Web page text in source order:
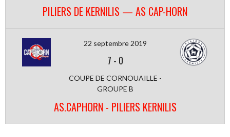
PILIERS DE KERNILIS — AS CAP-HORN
22 septembre 2019
7 - 0
COUPE DE CORNOUAILLE -
GROUPE B
AS.CAPHORN - PILIERS KERNILIS